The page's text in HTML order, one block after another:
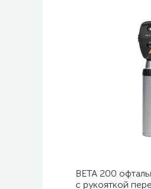
BETA 200
с рукояткой